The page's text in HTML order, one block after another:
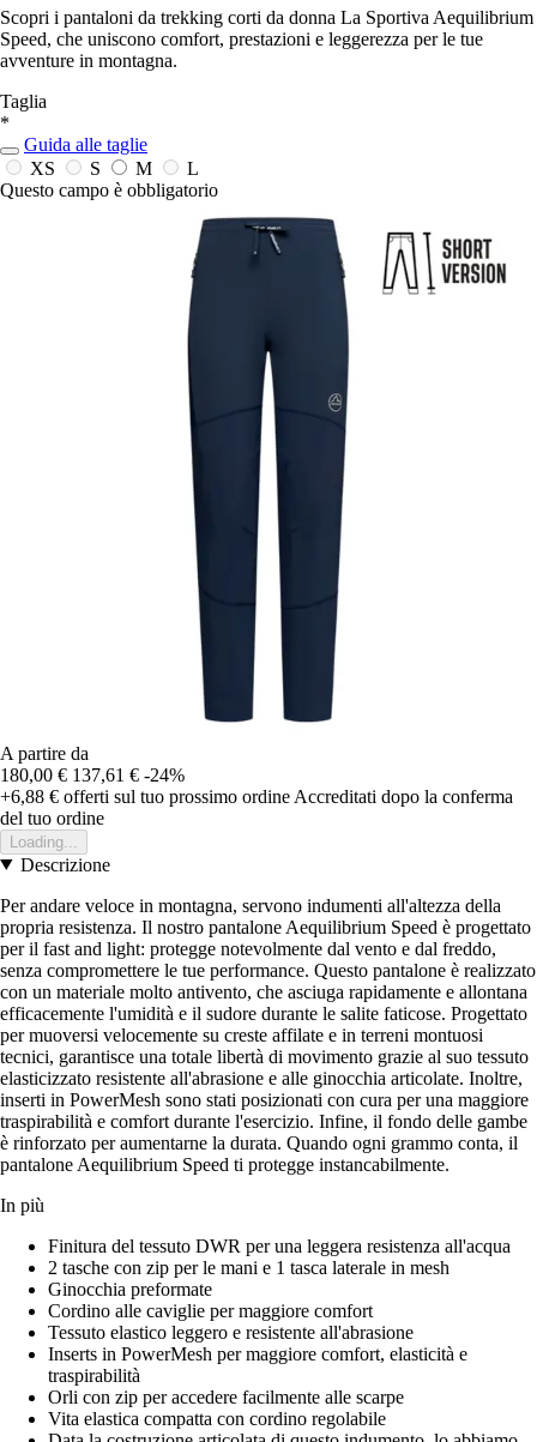
Scopri i pantaloni da trekking corti da donna La Sportiva Aequilibrium
Speed, che uniscono comfort, prestazioni e leggerezza per le tue
avventure in montagna.
Taglia
*
Guida alle taglie
XS
S M
L
Questo campo è obbligatorio
A partire da
180,00 € 137,61 € -24%
+6,88 € offerti sul tuo prossimo ordine Accreditati dopo la conferma
del tuo ordine
Loading...
Descrizione
Per andare veloce in montagna, servono indumenti all'altezza della
propria resistenza. Il nostro pantalone Aequilibrium Speed è progettato
per il fast and light: protegge notevolmente dal vento e dal freddo,
senza compromettere le tue performance. Questo pantalone è realizzato
con un materiale molto antivento, che asciuga rapidamente e allontana
efficacemente l'umidità e il sudore durante le salite faticose. Progettato
per muoversi velocemente su creste affilate e in terreni montuosi
tecnici, garantisce una totale libertà di movimento grazie al suo tessuto
elasticizzato resistente all'abrasione e alle ginocchia articolate. Inoltre,
inserti in PowerMesh sono stati posizionati con cura per una maggiore
traspirabilità e comfort durante l'esercizio. Infine, il fondo delle gambe
è rinforzato per aumentarne la durata. Quando ogni grammo conta, il
pantalone Aequilibrium Speed ti protegge instancabilmente.
In più
Finitura del tessuto DWR per una leggera resistenza all'acqua
2 tasche con zip per le mani e 1 tasca laterale in mesh
Ginocchia preformate
Cordino alle caviglie per maggiore comfort
Tessuto elastico leggero e resistente all'abrasione
Inserts in PowerMesh per maggiore comfort, elasticità e
traspirabilità
Orli con zip per accedere facilmente alle scarpe
Vita elastica compatta con cordino regolabile